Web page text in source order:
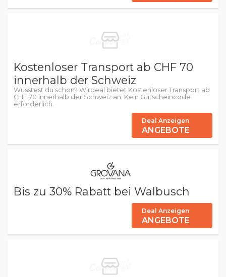
Kostenloser Transport ab CHF 70
innerhalb der Schweiz
Wusstest du schon? Wirdeal bietet Kostenloser Transport ab
CHF 70 innerhalb der Schweiz an. Kein Gutscheincode
erforderlich.
Deal Anzeigen
ANGEBOTE
Bis zu 30% Rabatt bei Walbusch
Deal Anzeigen
ANGEBOTE